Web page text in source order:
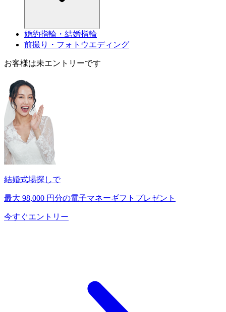
婚約指輪・結婚指輪
前撮り・フォトウエディング
お客様は未エントリーです
結婚式場探しで
最大 98,000 円分の電子マネーギフトプレゼント
今すぐエントリー